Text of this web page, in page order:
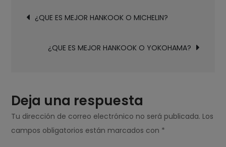
HANKOOK
BRIDGESTONE?
de¿QUE ES MEJOR HANKOOK O MICHELIN?
¿QUE ES MEJOR HANKOOK O YOKOHAMA?
Deja una respuesta
Tu dirección de correo electrónico no será publicada. Los
campos obligatorios están marcados con *